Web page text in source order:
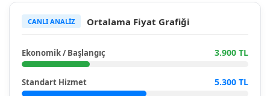
CANLI ANALİZ Ortalama Fiyat Grafiği
Ekonomik / Başlangıç 3.900 TL
Standart Hizmet 5.300 TL